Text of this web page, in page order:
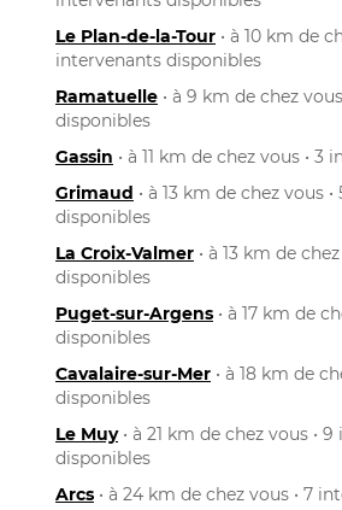
Le Plan-de-la-Tour • à 10 km de
intervenants disponibles
Ramatuelle • à 9 km de chez
disponibles
Gassin • à 11 km de chez vous •
Grimaud • à 13 km de chez vous
disponibles
La Croix-Valmer • à 13 km de
disponibles
Puget-sur-Argens • à 17 km de
disponibles
Cavalaire-sur-Mer • à 18 km de
disponibles
Le Muy• à 21 km de chez vous •
disponibles
Arcs • à 24 km de chez vous • 7